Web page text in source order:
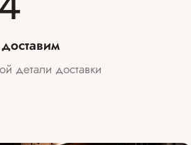
детали доставки